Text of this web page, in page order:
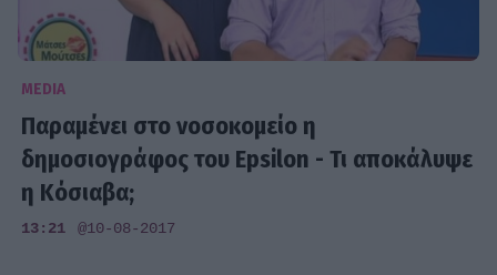
MEDIA
Παραμένει στο νοσοκομείο η
δημοσιογράφος του Epsilon - Τι αποκάλυψε
η Κόσιαβα;
13:21 @10-08-2017